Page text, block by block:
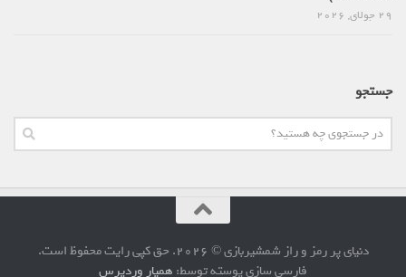
جستجو
دنیای پر رمز و راز شمشیربازی © 2026. حق کپی رایت محفوظ است.
فارسی سازی پوسته توسط:همیار وردپرس